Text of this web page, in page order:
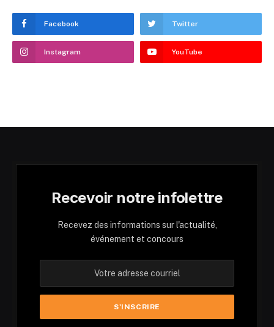
Facebook Twitter
Instagram YouTube
Recevoir notre infolettre
Recevez des informations sur l'actualité,
événement et concours